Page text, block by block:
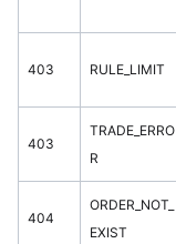
403 RULE_LIMIT
403
TRADE_ERRO
R
404
ORDER_NOT_
EXIST